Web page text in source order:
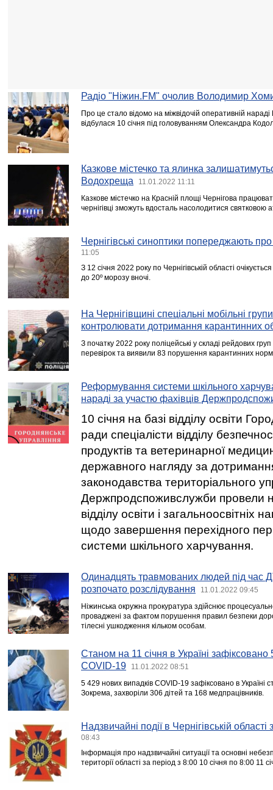
Радіо "Ніжин.FM" очолив Володимир
Про це стало відомо на міжвідочій оперативній нараді
відбулася 10 січня під головуванням Олександра
Казкове містечко та ялинка
Водохреща
11.01.2022 11:11
Казкове містечко на Красній площі Чернігова
чернігівці зможуть вдосталь насолодитися
Чернігівські синоптики попереджають
11:05
З 12 січня 2022 року по Чернігівській області
до 20º морозу вночі.
На Чернігівщині спеціальні мобільні
контролювати дотримання карантинних
З початку 2022 року поліцейські у складі рейдових
перевірок та виявили 83 порушення карантинних
Реформування системи шкільного
нараді за участю фахівців
10 січня на базі відділу освіти
ради спеціалісти відділу
продуктів та ветеринарної
державного нагляду за
законодавства територіального
Держпродспоживслужби провели
відділу освіти і загальноосвітніх
щодо завершення перехідного
системи шкільного харчування.
Одинадцять травмованих людей під час
розпочато розслідування
11.01.2022 09:45
Ніжинська окружна прокуратура здійснює
проваджені за фактом порушення правил безпеки
тілесні ушкодження кільком особам.
Станом на 11 січня в Україні
COVID-19
11.01.2022 08:51
5 429 нових випадків COVID-19 зафіксовано в Україні
Зокрема, захворіли 306 дітей та 168 медпрацівників.
Надзвичайні події в Чернігівській
08:43
Інформація про надзвичайні ситуації та основні
території області за період з 8:00 10 січня по 8:00 11